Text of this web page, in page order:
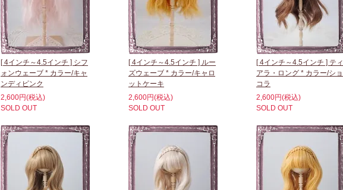
[ 4インチ～4.5インチ ] シフ
ォンウェーブ * カラー/キャ
ンディピンク
2,600円(税込)
SOLD OUT
[ 4インチ～4.5インチ ] ルー
ズウェーブ * カラー/キャロ
ットケーキ
2,600円(税込)
SOLD OUT
[ 4インチ～4.5インチ ] ティ
アラ・ロング * カラー/ショ
コラ
2,600円(税込)
SOLD OUT